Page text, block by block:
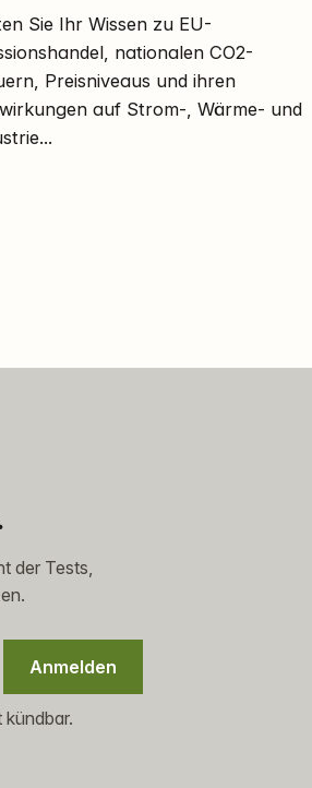
Sie Ihr Wissen zu EU-
nationalen CO2-
Preisniveaus und ihren
auf Strom-, Wärme- und
der Tests,
Anmelden